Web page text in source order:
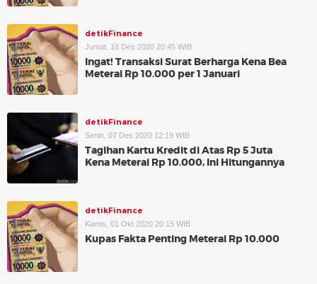
detikFinance
Jumat, 18 Des 2020 20:45 WIB
Ingat! Transaksi Surat Berharga Kena Bea
Meterai Rp 10.000 per 1 Januari
detikFinance
Senin, 07 Des 2020 12:19 WIB
Tagihan Kartu Kredit di Atas Rp 5 Juta
Kena Meterai Rp 10.000, Ini Hitungannya
detikFinance
Kamis, 01 Okt 2020 20:15 WIB
Kupas Fakta Penting Meterai Rp 10.000